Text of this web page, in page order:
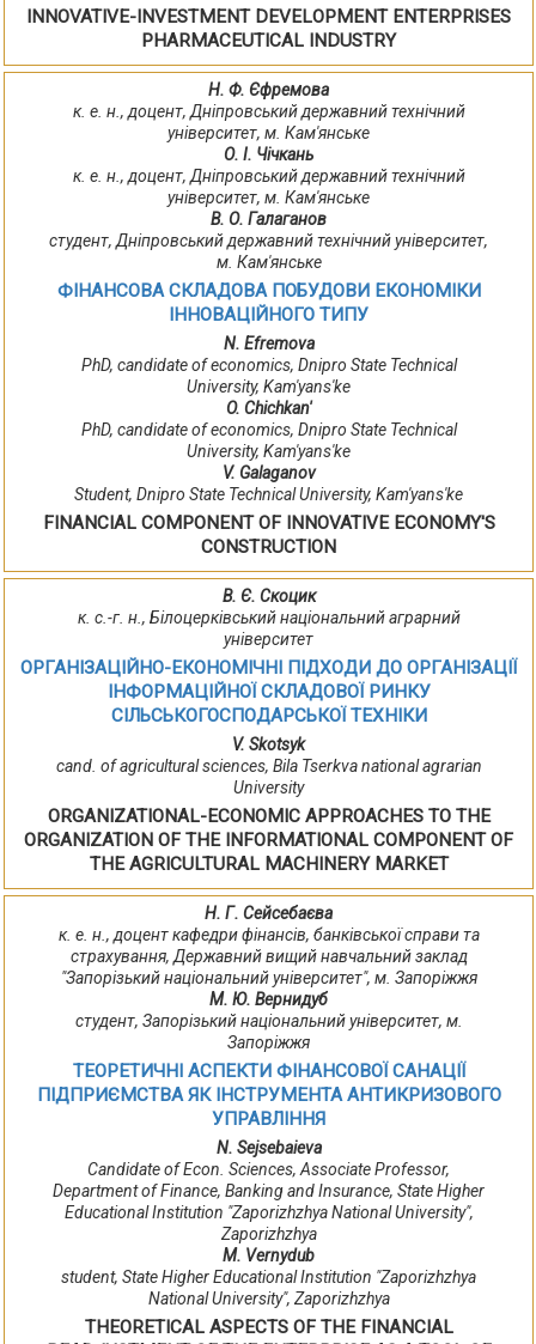
INNOVATIVE-INVESTMENT DEVELOPMENT ENTERPRISES
PHARMACEUTICAL INDUSTRY
Н. Ф. Єфремова
к. е. н., доцент, Дніпровський державний технічний
університет, м. Кам'янське
О. І. Чічкань
к. е. н., доцент, Дніпровський державний технічний
університет, м. Кам'янське
В. О. Галаганов
студент, Дніпровський державний технічний університет,
м. Кам'янське
ФІНАНСОВА СКЛАДОВА ПОБУДОВИ ЕКОНОМІКИ
ІННОВАЦІЙНОГО ТИПУ
N. Efremova
PhD, candidate of economics, Dnipro State Technical
University, Kam'yans'ke
O. Chichkan'
PhD, candidate of economics, Dnipro State Technical
University, Kam'yans'ke
V. Galaganov
Student, Dnipro State Technical University, Kam'yans'ke
FINANCIAL COMPONENT OF INNOVATIVE ECONOMY'S
CONSTRUCTION
В. Є. Скоцик
к. с.-г. н., Білоцерківський національний аграрний
університет
ОРГАНІЗАЦІЙНО-ЕКОНОМІЧНІ ПІДХОДИ ДО ОРГАНІЗАЦІЇ
ІНФОРМАЦІЙНОЇ СКЛАДОВОЇ РИНКУ
СІЛЬСЬКОГОСПОДАРСЬКОЇ ТЕХНІКИ
V. Skotsyk
cand. of agricultural sciences, Bila Tserkva national agrarian
University
ORGANIZATIONAL-ECONOMIC APPROACHES TO THE
ORGANIZATION OF THE INFORMATIONAL COMPONENT OF
THE AGRICULTURAL MACHINERY MARKET
Н. Г. Сейсебаєва
к. е. н., доцент кафедри фінансів, банківської справи та
страхування, Державний вищий навчальний заклад
"Запорізький національний університет", м. Запоріжжя
М. Ю. Вернидуб
студент, Запорізький національний університет, м.
Запоріжжя
ТЕОРЕТИЧНІ АСПЕКТИ ФІНАНСОВОЇ САНАЦІЇ
ПІДПРИЄМСТВА ЯК ІНСТРУМЕНТА АНТИКРИЗОВОГО
УПРАВЛІННЯ
N. Sejsebaieva
Candidate of Econ. Sciences, Associate Professor,
Department of Finance, Banking and Insurance, State Higher
Educational Institution "Zaporizhzhya National University",
Zaporіzhzhya
M. Vernydub
student, State Higher Educational Institution "Zaporizhzhya
National University", Zaporіzhzhya
THEORETICAL ASPECTS OF THE FINANCIAL